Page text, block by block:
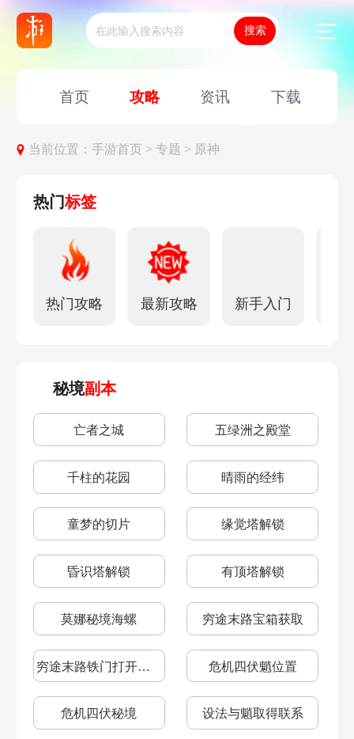
首页 攻略 资讯 下载
当前位置：手游首页 >专题 > 原神
热门标签
热门攻略 最新攻略 新手入门
秘境副本
亡者之城 五绿洲之殿堂
千柱的花园 晴雨的经纬
童梦的切片 缘觉塔解锁
昏识塔解锁 有顶塔解锁
莫娜秘境海螺 穷途末路宝箱获取
穷途末路铁门打开方法 危机四伏魈位置
危机四伏秘境 设法与魈取得联系